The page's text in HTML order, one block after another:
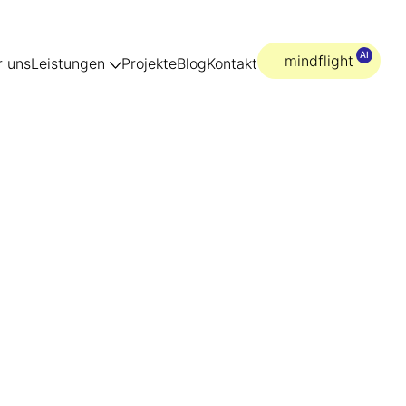
unsLeistungen ProjekteBlogKontakt mindflight